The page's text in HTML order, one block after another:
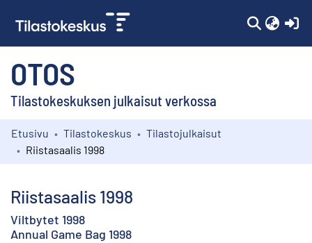
OTOS
Tilastokeskuksen julkaisut verkossa
Kokoelmat
Etusivu Tilastokeskus
Tilastojulkaisut
Riistasaalis 1998
Riistasaalis 1998
Viltbytet 1998
Annual Game Bag 1998